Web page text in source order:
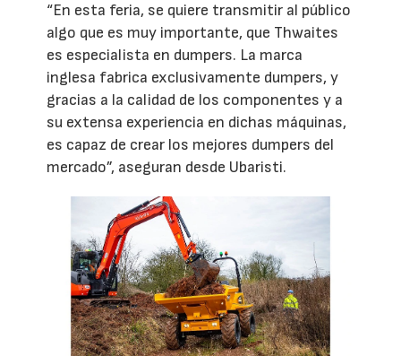
“En esta feria, se quiere transmitir al público
algo que es muy importante, que Thwaites
es especialista en dumpers. La marca
inglesa fabrica exclusivamente dumpers, y
gracias a la calidad de los componentes y a
su extensa experiencia en dichas máquinas,
es capaz de crear los mejores dumpers del
mercado”, aseguran desde Ubaristi.